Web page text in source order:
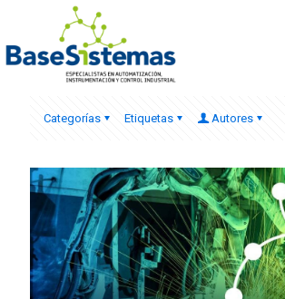
m580 schneider
Categorías Etiquetas Autores